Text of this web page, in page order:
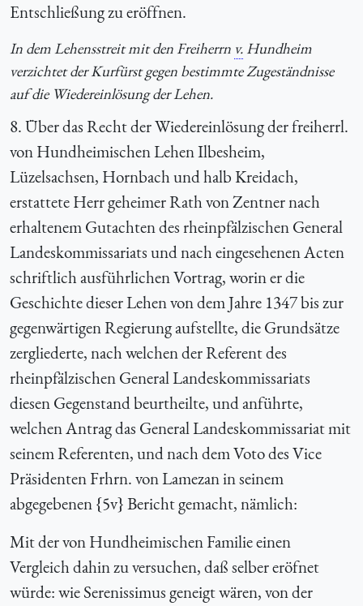
Entschließung zu eröffnen.
In dem Lehensstreit mit den Freiherrn v. Hundheim
verzichtet der Kurfürst gegen bestimmte Zugeständnisse
auf die Wiedereinlösung der Lehen.
8. Über das Recht der Wiedereinlösung der freiherrl.
von Hundheimischen Lehen Ilbesheim,
Lüzelsachsen, Hornbach und halb Kreidach,
erstattete Herr geheimer Rath von Zentner nach
erhaltenem Gutachten des rheinpfälzischen General
Landeskommissariats und nach eingesehenen Acten
schriftlich ausführlichen Vortrag, worin er die
Geschichte dieser Lehen von dem Jahre 1347 bis zur
gegenwärtigen Regierung aufstellte, die Grundsätze
zergliederte, nach welchen der Referent des
rheinpfälzischen General Landeskommissariats
diesen Gegenstand beurtheilte, und anführte,
welchen Antrag das General Landeskommissariat mit
seinem Referenten, und nach dem Voto des Vice
Präsidenten Frhrn. von Lamezan in seinem
abgegebenen {5v} Bericht gemacht, nämlich:
Mit der von Hundheimischen Familie einen
Vergleich dahin zu versuchen, daß selber eröfnet
würde: wie Serenissimus geneigt wären, von der